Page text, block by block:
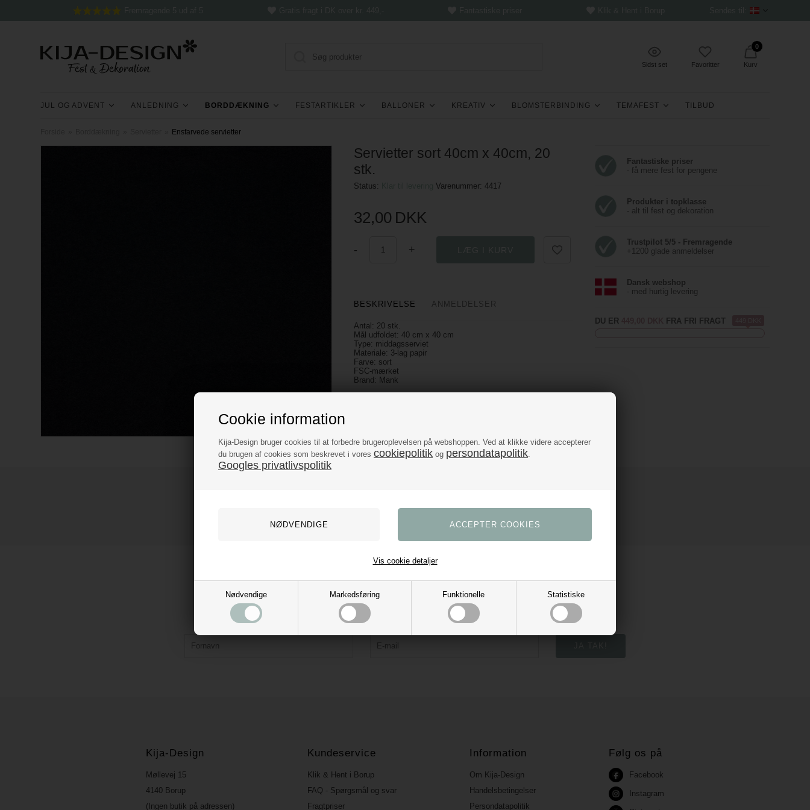
Cookie information
Kija-Design bruger cookies til at forbedre brugeroplevelsen på webshoppen. Ved at klikke videre accepterer
du brugen af cookies som beskrevet i vores cookiepolitik og persondatapolitik.
Googles privatlivspolitik
Nødvendige Markedsføring Funktionelle Statistiske
Vis cookie detaljer
Sidst set Favoritter
0
Kurv
JUL OG ADVENT ANLEDNING BORDDÆKNING FESTARTIKLER BALLONER KREATIV BLOMSTERBINDING TEMAFEST TILBUD
Ensfarvede servietter
Servietter sort 40cm x 40cm, 20
stk.
Status: Klar til leveringVarenummer:4417
32,00 DKK
- +
BESKRIVELSE ANMELDELSER
Antal: 20 stk.
Mål udfoldet: 40 cm x 40 cm
Type: middagsserviet
Materiale: 3-lag papir
Farve: sort
FSC-mærket
Brand: Mank
Fantastiske priser
- få mere fest for pengene
Produkter i topklasse
- alt til fest og dekoration
Trustpilot 5/5 - Fremragende
+1200 glade anmeldelser
Dansk webshop
- med hurtig levering
DU ER FRA FRI FRAGT
Bliv forkælet med tips, kreative idéer, tilbud og nyheder.
Rabatkoden fremsendes ved bekræftelse.
Kija-Design
Møllevej 15
4140 Borup
(Ingen butik på adressen)
Kundeservice
Klik & Hent i Borup
FAQ - Spørgsmål og svar
Fragtpriser
Information
Om Kija-Design
Handelsbetingelser
Persondatapolitik
Følg os på
Facebook
Instagram